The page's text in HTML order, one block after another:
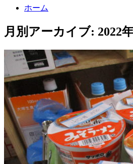
ホーム
月別アーカイブ: 2022